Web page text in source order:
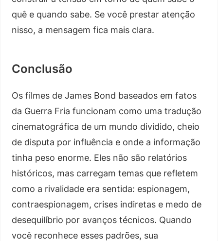
quê e quando sabe. Se você prestar atenção
nisso, a mensagem fica mais clara.
Conclusão
Os filmes de James Bond baseados em fatos
da Guerra Fria funcionam como uma tradução
cinematográfica de um mundo dividido, cheio
de disputa por influência e onde a informação
tinha peso enorme. Eles não são relatórios
históricos, mas carregam temas que refletem
como a rivalidade era sentida: espionagem,
contraespionagem, crises indiretas e medo de
desequilíbrio por avanços técnicos. Quando
você reconhece esses padrões, sua